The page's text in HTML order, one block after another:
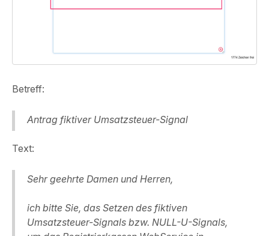
Betreff:
Antrag fiktiver Umsatzsteuer-Signal
Text:
Sehr geehrte Damen und Herren,
ich bitte Sie, das Setzen des fiktiven
Umsatzsteuer-Signals bzw. NULL-U-Signals,